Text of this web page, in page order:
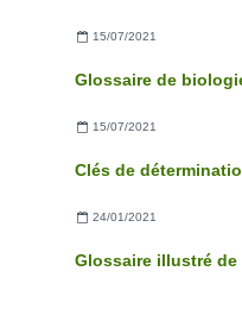
15/07/2021
15/07/2021
24/01/2021